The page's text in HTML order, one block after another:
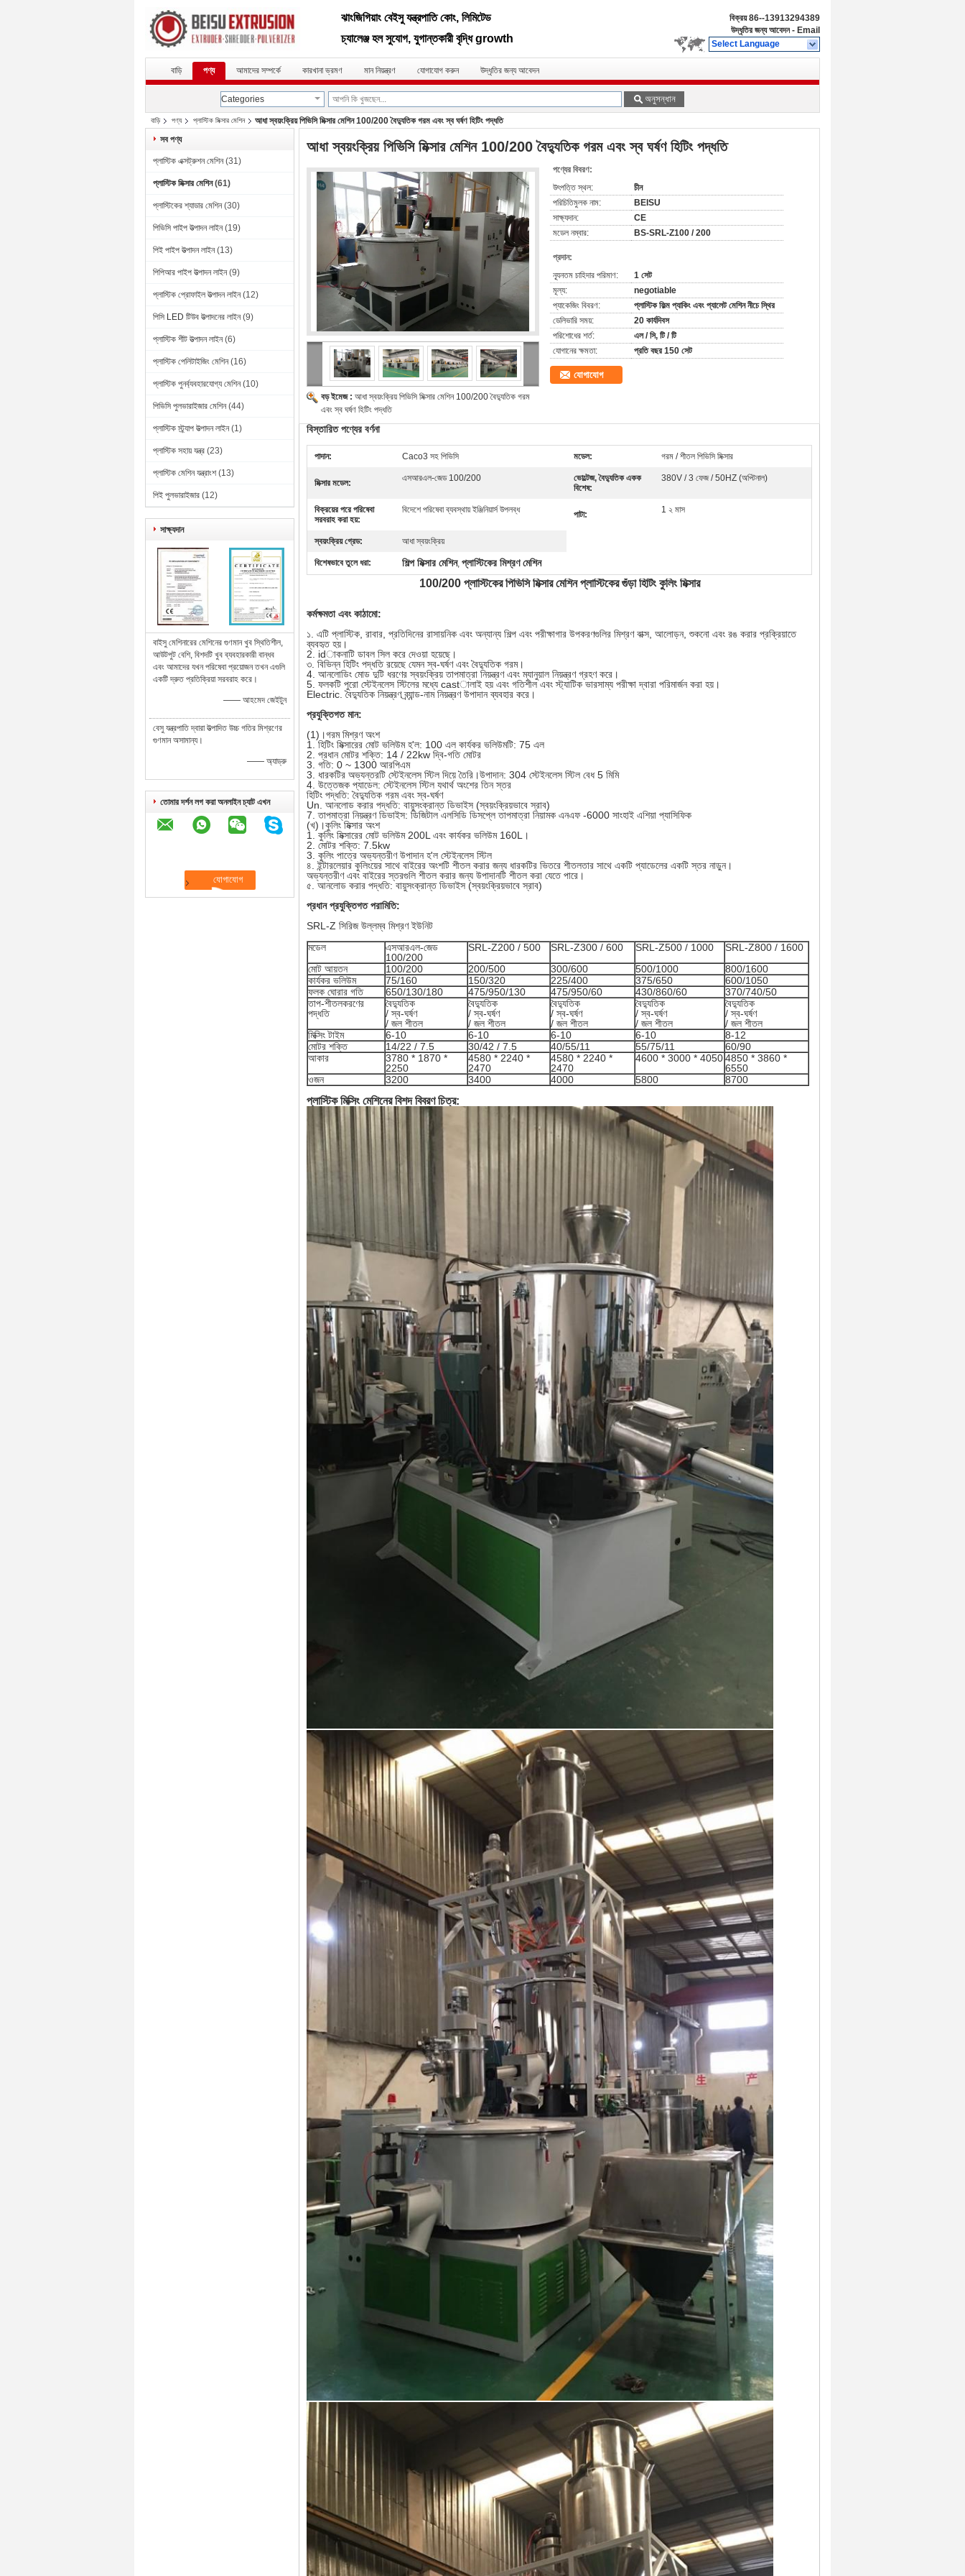
ঝাংজিগিয়াং বেইসু যন্ত্রপাতি কোং, লিমিটেড
চ্যালেঞ্জ হল সুযোগ, যুগান্তকারী বৃদ্ধি growth
বিক্রয়86--13913294389
উদ্ধৃতির জন্য আবেদন - Email
Select Language
বাড়ি পণ্য আমাদের সম্পর্কে কারখানা ভ্রমণ মান নিয়ন্ত্রণ যোগাযোগ করুন উদ্ধৃতির জন্য আবেদন
Categories অনুসন্ধান
বাড়ি পণ্য প্লাস্টিক মিক্সার মেশিন
আধা স্বয়ংক্রিয় পিভিসি মিক্সার মেশিন 100/200 বৈদ্যুতিক গরম এবং স্ব ঘর্ষণ হিটিং পদ্ধতি
সব পণ্য
প্লাস্টিক এক্সট্রুশন মেশিন (31)
প্লাস্টিক মিক্সার মেশিন (61)
প্লাস্টিকের শ্যাডার মেশিন (30)
পিভিসি পাইপ উত্পাদন লাইন (19)
পিই পাইপ উত্পাদন লাইন (13)
পিপিআর পাইপ উত্পাদন লাইন (9)
প্লাস্টিক প্রোফাইল উত্পাদন লাইন (12)
পিসি LED টিউব উত্পাদনের লাইন (9)
প্লাস্টিক শীট উত্পাদন লাইন (6)
প্লাস্টিক পেলিটাইজিং মেশিন (16)
প্লাস্টিক পুনর্ব্যবহারযোগ্য মেশিন (10)
পিভিসি পুলভারাইজার মেশিন (44)
প্লাস্টিক স্ট্র্যাপ উত্পাদন লাইন (1)
প্লাস্টিক সহায় যন্ত্র (23)
প্লাস্টিক মেশিন যন্ত্রাংশ (13)
পিই পুলভারাইজার (12)
সাক্ষ্যদান
বাইসু মেশিনারের মেশিনের গুণমান খুব স্থিতিশীল,
আউটপুট বেশি, বিশদটি খুব ব্যবহারকারী বান্ধব
এবং আমাদের যখন পরিষেবা প্রয়োজন তখন এগুলি
একটি দ্রুত প্রতিক্রিয়া সরবরাহ করে।
—— আহমেদ জেইটুন
বেসু যন্ত্রপাতি দ্বারা উত্পাদিত উচ্চ গতির মিশ্রণের
গুণমান অসামান্য।
—— অ্যাড্রু
তোমার দর্শন লগ করা অনলাইন চ্যাট এখন
আধা স্বয়ংক্রিয় পিভিসি মিক্সার মেশিন 100/200 বৈদ্যুতিক গরম এবং স্ব ঘর্ষণ হিটিং পদ্ধতি
বড় ইমেজ : আধা স্বয়ংক্রিয় পিভিসি মিক্সার মেশিন 100/200 বৈদ্যুতিক গরম
এবং স্ব ঘর্ষণ হিটিং পদ্ধতি
পণ্যের বিবরণ:
উৎপত্তি স্থল:
চীন
পরিচিতিমুলক নাম:
BEISU
সাক্ষ্যদান:
CE
মডেল নম্বার:
BS-SRL-Z100 / 200
প্রদান:
ন্যূনতম চাহিদার পরিমাণ:
1 সেট
মূল্য:
negotiable
প্যাকেজিং বিবরণ:
প্লাস্টিক ফিল্ম প্যাকিং এবং প্যালেট মেশিন নীচে স্থির
ডেলিভারি সময়:
20 কার্যদিবস
পরিশোধের শর্ত:
এল / সি, টি / টি
যোগানের ক্ষমতা:
প্রতি বছর 150 সেট
যোগাযোগ
বিস্তারিত পণ্যের বর্ণনা
পাদান: Caco3 সহ পিভিসি মডেল: গরম / শীতল পিভিসি মিক্সার
মিক্সার মডেল: এসআরএল-জেড 100/200
ভোল্টেজ, বৈদ্যুতিক একক
বিশেষ:
380V / 3 ফেজ / 50HZ (অপ্টিনাল)
বিক্রয়ের পরে পরিষেবা
সরবরাহ করা হয়:
বিদেশে পরিষেবা ব্যবস্থায় ইঞ্জিনিয়ার্স উপলব্ধ পাটা: 1 ২ মাস
স্বয়ংক্রিয় গ্রেড: আধা স্বয়ংক্রিয়
বিশেষভাবে তুলে ধরা: শিল্প মিক্সার মেশিন, প্লাস্টিকের মিশ্রণ মেশিন
100/200 প্লাস্টিকের পিভিসি মিক্সার মেশিন প্লাস্টিকের গুঁড়া হিটিং কুলিং মিক্সার
কর্মক্ষমতা এবং কাঠামো:
১. এটি প্লাস্টিক, রাবার, প্রতিদিনের রাসায়নিক এবং অন্যান্য শিল্প এবং পরীক্ষাগার উপকরণগুলির মিশ্রণ বাক্স, আলোড়ন, শুকনো এবং রঙ করার প্রক্রিয়াতে
ব্যবহৃত হয়।
2. idাকনাটি ডাবল সিল করে দেওয়া হয়েছে।
৩. বিভিন্ন হিটিং পদ্ধতি রয়েছে যেমন স্ব-ঘর্ষণ এবং বৈদ্যুতিক গরম।
4. আনলোডিং মোড দুটি ধরণের স্বয়ংক্রিয় তাপমাত্রা নিয়ন্ত্রণ এবং ম্যানুয়াল নিয়ন্ত্রণ গ্রহণ করে।
5. ফলকটি পুরো স্টেইনলেস স্টিলের মধ্যে castালাই হয় এবং গতিশীল এবং স্ট্যাটিক ভারসাম্য পরীক্ষা দ্বারা পরিমার্জন করা হয়।
Electric. বৈদ্যুতিক নিয়ন্ত্রণ ব্র্যান্ড-নাম নিয়ন্ত্রণ উপাদান ব্যবহার করে।
প্রযুক্তিগত মান:
(1)।গরম মিশ্রণ অংশ
1. হিটিং মিক্সারের মোট ভলিউম হ'ল: 100 এল কার্যকর ভলিউমটি: 75 এল
2. প্রধান মোটর শক্তি: 14 / 22kw দ্বি-গতি মোটর
3. গতি: 0 ~ 1300 আরপিএম
3. ধারকটির অভ্যন্তরটি স্টেইনলেস স্টিল দিয়ে তৈরি।উপাদান: 304 স্টেইনলেস স্টিল বেধ 5 মিমি
4. উত্তেজক প্যাডেল: স্টেইনলেস স্টিল যথার্থ অংশের তিন স্তর
হিটিং পদ্ধতি: বৈদ্যুতিক গরম এবং স্ব-ঘর্ষণ
Un. আনলোড করার পদ্ধতি: বায়ুসংক্রান্ত ডিভাইস (স্বয়ংক্রিয়ভাবে স্রাব)
7. তাপমাত্রা নিয়ন্ত্রণ ডিভাইস: ডিজিটাল এলসিডি ডিসপ্লে তাপমাত্রা নিয়ামক এনএফ -6000 সাংহাই এশিয়া প্যাসিফিক
(খ)।কুলিং মিক্সার অংশ
1. কুলিং মিক্সারের মোট ভলিউম 200L এবং কার্যকর ভলিউম 160L।
2. মোটর শক্তি: 7.5kw
3. কুলিং পাত্রে অভ্যন্তরীণ উপাদান হ'ল স্টেইনলেস স্টিল
৪. ইন্টারলেয়ার কুলিংয়ের সাথে বাইরের অংশটি শীতল করার জন্য ধারকটির ভিতরে শীতলতার সাথে একটি প্যাডেলের একটি স্তর নাড়ুন।
অভ্যন্তরীণ এবং বাইরের স্তরগুলি শীতল করার জন্য উপাদানটি শীতল করা যেতে পারে।
৫. আনলোড করার পদ্ধতি: বায়ুসংক্রান্ত ডিভাইস (স্বয়ংক্রিয়ভাবে স্রাব)
প্রধান প্রযুক্তিগত পরামিতি:
SRL-Z সিরিজ উল্লম্ব মিশ্রণ ইউনিট
মডেল
এসআরএল-জেড
100/200
SRL-Z200 / 500 SRL-Z300 / 600 SRL-Z500 / 1000
SRL-Z800 / 1600
মোট আয়তন
100/200 200/500 300/600 500/1000
800/1600
কার্যকর ভলিউম
75/160 150/320 225/400 375/650
600/1050
ফলক ঘোরার গতি
650/130/180 475/950/130 475/950/60 430/860/60
370/740/50
তাপ-শীতলকরণের
পদ্ধতি
বৈদ্যুতিক
/ স্ব-ঘর্ষণ
/ জল শীতল
বৈদ্যুতিক
/ স্ব-ঘর্ষণ
/ জল শীতল
বৈদ্যুতিক
/ স্ব-ঘর্ষণ
/ জল শীতল
বৈদ্যুতিক
/ স্ব-ঘর্ষণ
/ জল শীতল
বৈদ্যুতিক
/ স্ব-ঘর্ষণ
/ জল শীতল
মিক্সিং টাইম
6-10 6-10 6-10 6-10
8-12
মোটর শক্তি
14/22 / 7.5 30/42 / 7.5 40/55/11 55/75/11
60/90
আকার
3780 * 1870 *
2250
4580 * 2240 *
2470
4580 * 2240 *
2470
4600 * 3000 * 40504850 * 3860 *
6550
ওজন
3200 3400 4000 5800 8700
প্লাস্টিক মিক্সিং মেশিনের বিশদ বিবরণ চিত্র: